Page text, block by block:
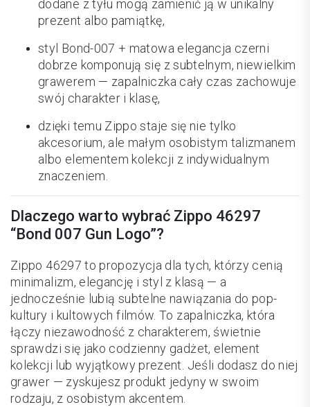
dodane z tyłu mogą zamienić ją w unikalny
prezent albo pamiątkę,
styl Bond-007 + matowa elegancja czerni
dobrze komponują się z subtelnym, niewielkim
grawerem — zapalniczka cały czas zachowuje
swój charakter i klasę,
dzięki temu Zippo staje się nie tylko
akcesorium, ale małym osobistym talizmanem
albo elementem kolekcji z indywidualnym
znaczeniem.
Dlaczego warto wybrać Zippo 46297
“Bond 007 Gun Logo”?
Zippo 46297 to propozycja dla tych, którzy cenią
minimalizm, elegancję i styl z klasą — a
jednocześnie lubią subtelne nawiązania do pop-
kultury i kultowych filmów. To zapalniczka, która
łączy niezawodność z charakterem, świetnie
sprawdzi się jako codzienny gadżet, element
kolekcji lub wyjątkowy prezent. Jeśli dodasz do niej
grawer — zyskujesz produkt jedyny w swoim
rodzaju, z osobistym akcentem.